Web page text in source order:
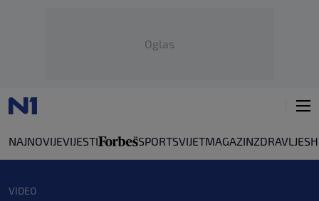
Oglas
NAJNOVIJEVIJESTI SPORTSVIJETMAGAZINZDRAVLJE
VIDEO